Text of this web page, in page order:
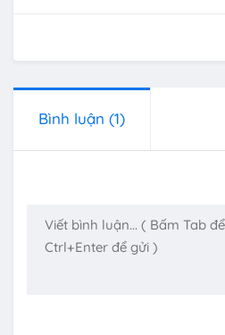
Bình luận (1)